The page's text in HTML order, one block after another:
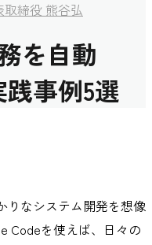
取締役 熊谷弘
を自動
事例5選
りなシステム開発を想像
Codeを使えば、日々の